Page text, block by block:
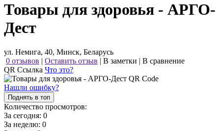
Товары для здоровья - АРГО-
Дест
ул. Немига, 40, Минск, Беларусь
0 отзывов | Оставить отзыв | В заметки | В сравнение
QR Ссылка Что это?
Нашли ошибку?
Поднять в топ
Количество просмотров:
За сегодня: 0
За неделю: 0